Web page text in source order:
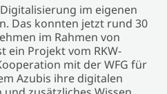
im eigenen
Das konnten jetzt rund 30
im Rahmen von
ein Projekt vom RKW-
mit der WFG für
Azubis ihre digitalen